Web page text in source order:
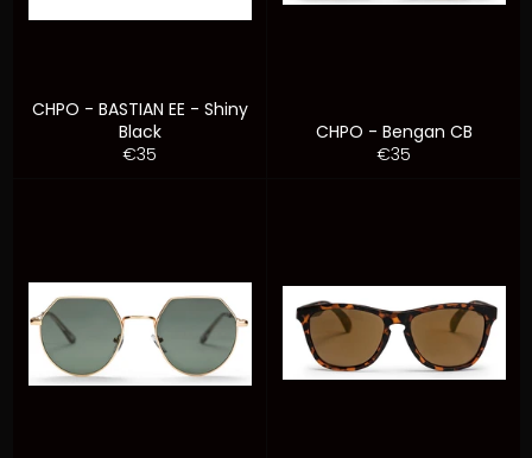
CHPO - BASTIAN EE - Shiny
Black
Prezzo
€35
CHPO - Bengan CB
Prezzo
€35